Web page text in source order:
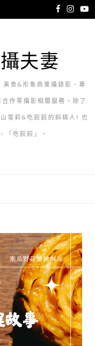
夫妻
美食&形象商業攝錄影、專
作等攝影相關服務。除了
雪莉&吃餃餃的斜槓人! 也
「吃餃餃」。